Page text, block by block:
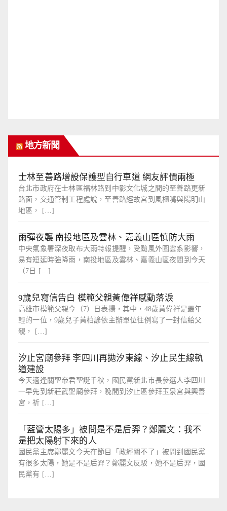
地方新聞
士林至善路增設保護型自行車道 網友評價兩極
台北市政府在士林區福林路到中影文化城之間的至善路更新
路面，交通管制工程處說，至善路經故宮到風櫃嘴與陽明山
地區， […]
雨彈夜襲 南投地區及雲林、嘉義山區慎防大雨
中央氣象署深夜取布大雨特報提醒，受颱風外圍雲系影響，
易有短延時強降雨，南投地區及雲林、嘉義山區夜間到今天
（7日 […]
9歲兒寫信告白 模範父親黃偉祥感動落淚
高雄市模範父親今（7）日表揚，其中，48歲黃偉祥是最年
輕的一位，9歲兒子黃柏諺依主辦單位往例寫了一封信給父
親， […]
汐止宮廟參拜 李四川再拋汐東線、汐止民生線軌
道建設
今天適逢關聖帝君聖誕千秋，國民黨新北市長參選人李四川
一早先到新莊武聖廟參拜，晚間到汐止區參拜玉泉宮與興善
宮，祈 […]
「藍營太陽多」被問是不是后羿？鄭麗文：我不
是把太陽射下來的人
國民黨主席鄭麗文今天在節目「政經關不了」被問到國民黨
有很多太陽，她是不是后羿？鄭麗文反駁，她不是后羿，國
民黨有 […]